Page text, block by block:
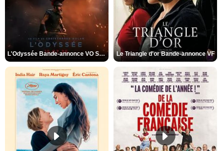
L'Odyssée Bande-annonce VO STFR Le Triangle d'or Bande-annonce VF